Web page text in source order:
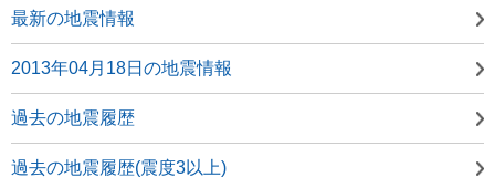
最新の地震情報
2013年04月18日の地震情報
過去の地震履歴
過去の地震履歴(震度3以上)